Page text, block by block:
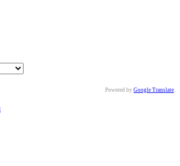
Powered by Google Translate